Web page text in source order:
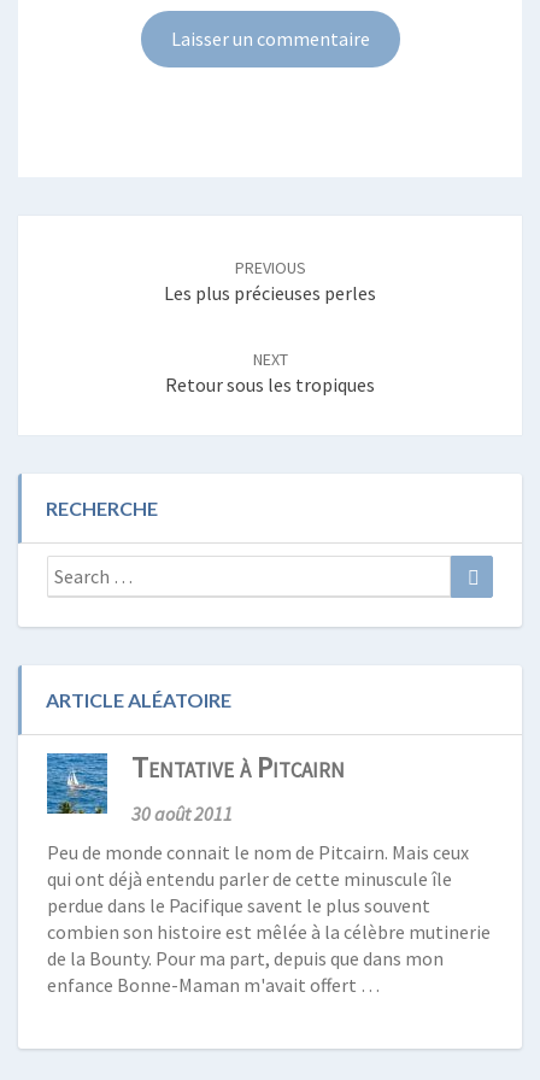
PREVIOUS
Les plus précieuses perles
NEXT
Retour sous les tropiques
RECHERCHE
Search
for:
Search
ARTICLE ALÉATOIRE
Tentative à Pitcairn
30 août 2011
Peu de monde connait le nom de Pitcairn. Mais ceux
qui ont déjà entendu parler de cette minuscule île
perdue dans le Pacifique savent le plus souvent
combien son histoire est mêlée à la célèbre mutinerie
de la Bounty. Pour ma part, depuis que dans mon
enfance Bonne-Maman m'avait offert …